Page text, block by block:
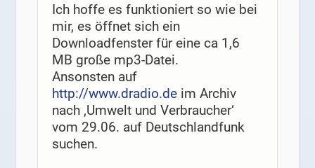
Ich hoffe es funktioniert so wie bei
mir, es öffnet sich ein
Downloadfenster für eine ca 1,6
MB große mp3-Datei.
Ansonsten auf
http://www.dradio.deim Archiv
nach ‚Umwelt und Verbraucher‘
vom 29.06. auf Deutschlandfunk
suchen.